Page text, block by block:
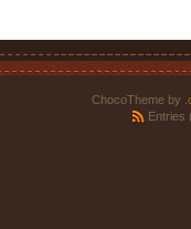
ChocoTheme by
Entries